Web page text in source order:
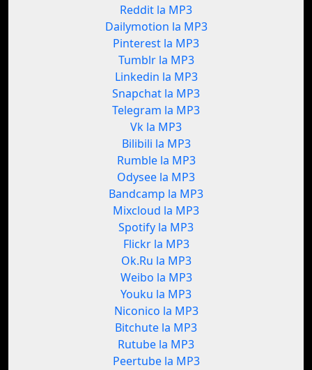
Reddit la MP3
Dailymotion la MP3
Pinterest la MP3
Tumblr la MP3
Linkedin la MP3
Snapchat la MP3
Telegram la MP3
Vk la MP3
Bilibili la MP3
Rumble la MP3
Odysee la MP3
Bandcamp la MP3
Mixcloud la MP3
Spotify la MP3
Flickr la MP3
Ok.Ru la MP3
Weibo la MP3
Youku la MP3
Niconico la MP3
Bitchute la MP3
Rutube la MP3
Peertube la MP3